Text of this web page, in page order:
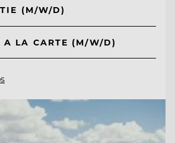
(M/W/D)
A LA CARTE (M/W/D)